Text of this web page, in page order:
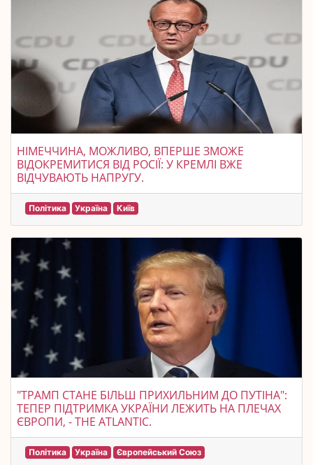
НІМЕЧЧИНА, МОЖЛИВО, ВПЕРШЕ ЗМОЖЕ
ВІДОКРЕМИТИСЯ ВІД РОСІЇ: У КРЕМЛІ ВЖЕ
ВІДЧУВАЮТЬ НАПРУГУ.
Політика Україна Київ
"ТРАМП СТАНЕ БІЛЬШ ПРИХИЛЬНИМ ДО ПУТІНА":
ТЕПЕР ПІДТРИМКА УКРАЇНИ ЛЕЖИТЬ НА ПЛЕЧАХ
ЄВРОПИ, - THE ATLANTIC.
Політика Україна Європейський Союз